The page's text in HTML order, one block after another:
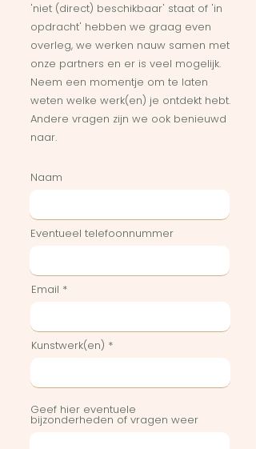
'niet (direct) beschikbaar' staat of 'in
opdracht' hebben we graag even
overleg, we werken nauw samen met
onze partners en er is veel mogelijk.
Neem een momentje om te laten
weten welke werk(en) je ontdekt hebt.
Andere vragen zijn we ook benieuwd
naar.
Naam
Eventueel telefoonnummer
Email
Kunstwerk(en)
Geef hier eventuele
bijzonderheden of vragen weer